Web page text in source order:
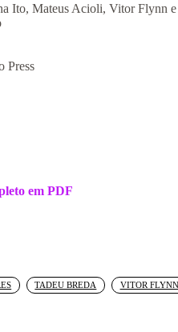
Ito, Mateus Acioli, Vitor Flynn
Press
em PDF
, TADEU BREDA , VITOR